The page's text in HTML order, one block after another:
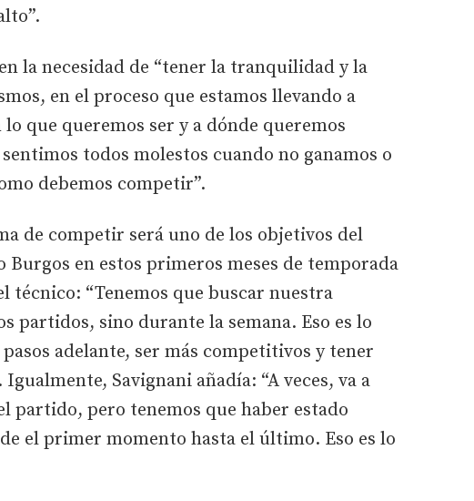
la necesidad de “tener la tranquilidad y la
en el proceso que estamos llevando a
que queremos ser y a dónde queremos
todos molestos cuando no ganamos o
debemos competir”.
de competir será uno de los objetivos del
Burgos en estos primeros meses de temporada
técnico: “Tenemos que buscar nuestra
partidos, sino durante la semana. Eso es lo
adelante, ser más competitivos y tener
Igualmente, Savignani añadía: “A veces, va a
partido, pero tenemos que haber estado
el primer momento hasta el último. Eso es lo